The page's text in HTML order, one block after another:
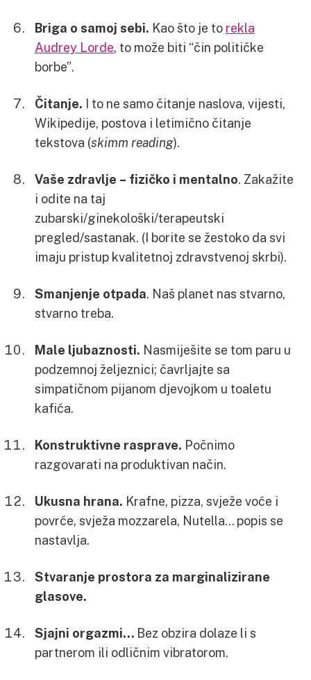
Briga o samoj sebi. Kao što je to rekla
Audrey Lorde, to može biti “čin političke
borbe”.
Čitanje. I to ne samo čitanje naslova, vijesti,
Wikipedije, postova i letimično čitanje
tekstova (skimm reading).
Vaše zdravlje – fizičko i mentalno. Zakažite
i odite na taj
zubarski/ginekološki/terapeutski
pregled/sastanak. (I borite se žestoko da svi
imaju pristup kvalitetnoj zdravstvenoj skrbi).
Smanjenje otpada. Naš planet nas stvarno,
stvarno treba.
Male ljubaznosti. Nasmiješite se tom paru u
podzemnoj željeznici; čavrljajte sa
simpatičnom pijanom djevojkom u toaletu
kafića.
Konstruktivne rasprave. Počnimo
razgovarati na produktivan način.
Ukusna hrana. Krafne, pizza, svježe voće i
povrće, svježa mozzarela, Nutella… popis se
nastavlja.
Stvaranje prostora za marginalizirane
glasove.
Sjajni orgazmi… Bez obzira dolaze li s
partnerom ili odličnim vibratorom.